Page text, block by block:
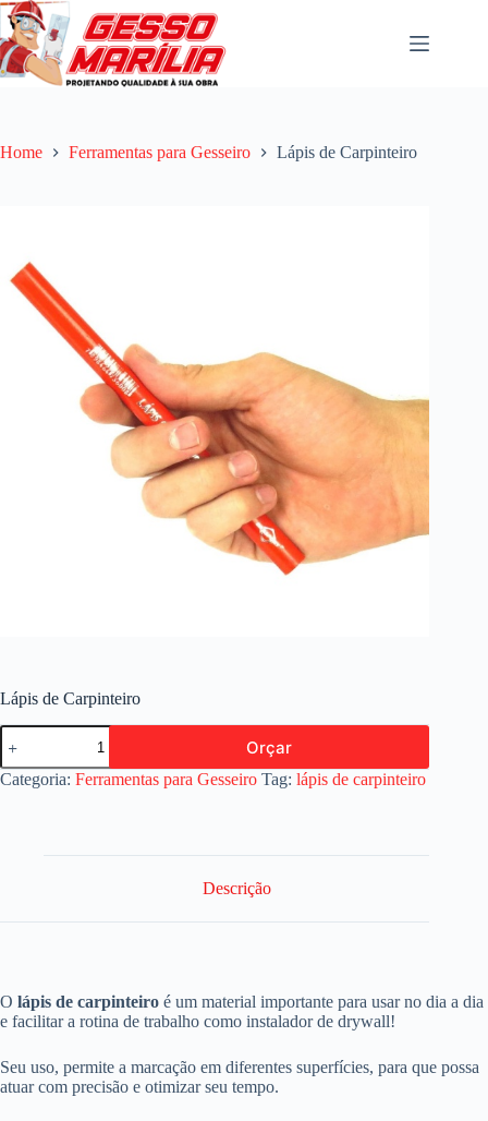
Pular
para
o
conteúdo
Home Ferramentas para Gesseiro Lápis de Carpinteiro
Lápis de Carpinteiro
Lápis
de
Carpinteiro
quantidade
Orçar
Categoria: Ferramentas para Gesseiro Tag: lápis de carpinteiro
Descrição
O lápis de carpinteiro é um material importante para usar no dia a dia
e facilitar a rotina de trabalho como instalador de drywall!
Seu uso, permite a marcação em diferentes superfícies, para que possa
atuar com precisão e otimizar seu tempo.